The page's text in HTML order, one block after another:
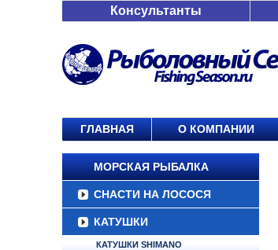
Консультанты
ГЛАВНАЯ О КОМПАНИИ
МОРСКАЯ РЫБАЛКА
СНАСТИ НА ЛОСОСЯ
КАТУШКИ
КАТУШКИ SHIMANO